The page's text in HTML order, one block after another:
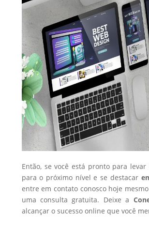
Então, se você está pronto para levar
para o próximo nível e se destacar
entre em contato conosco hoje
uma consulta gratuita. Deixe a
alcançar o sucesso online que você